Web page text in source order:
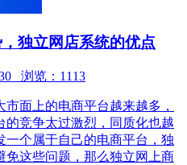
独立网店系统的优点
浏览：1113
面上的电商平台越来越多，
的竞争太过激烈，同质化也越
一个属于自己的电商平台，独
免这些问题，那么独立网上商